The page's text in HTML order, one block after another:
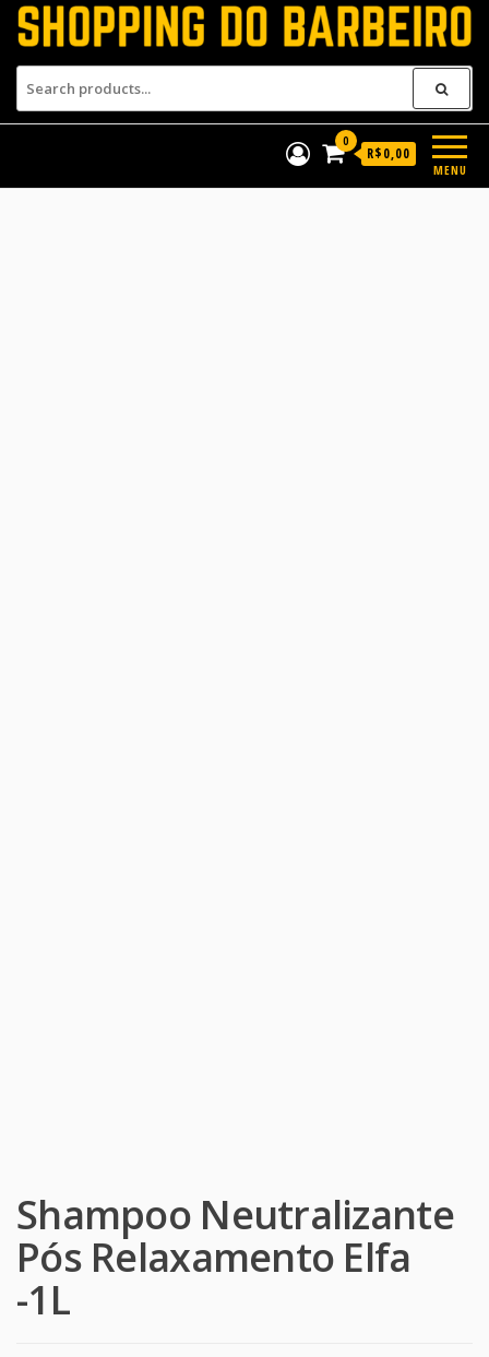
Shopping do BarbeiroProdutos para barbeiros e
MENU
0
R$0,00
Shampoo Neutralizante
Pós Relaxamento Elfa
-1L